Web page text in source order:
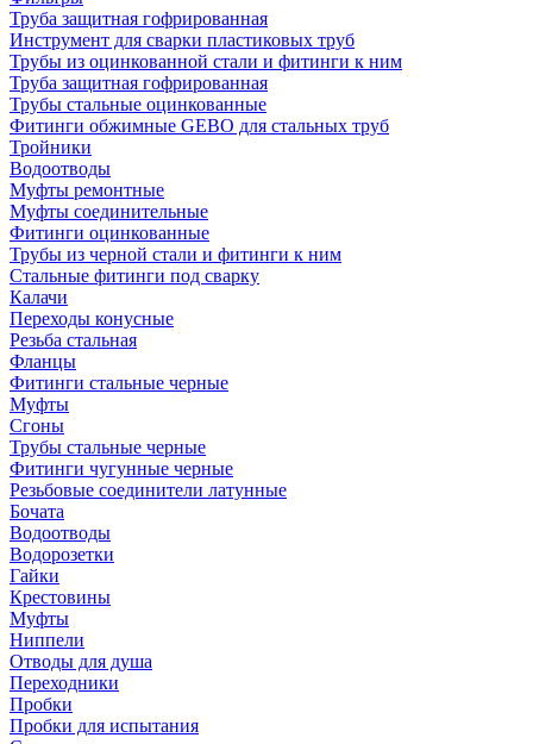
Труба защитная гофрированная
Инструмент для сварки пластиковых труб
Трубы из оцинкованной стали и фитинги к ним
Труба защитная гофрированная
Трубы стальные оцинкованные
Фитинги обжимные GEBO для стальных труб
Тройники
Водоотводы
Муфты ремонтные
Муфты соединительные
Фитинги оцинкованные
Трубы из черной стали и фитинги к ним
Стальные фитинги под сварку
Калачи
Переходы конусные
Резьба стальная
Фланцы
Фитинги стальные черные
Муфты
Сгоны
Трубы стальные черные
Фитинги чугунные черные
Резьбовые соединители латунные
Бочата
Водоотводы
Водорозетки
Гайки
Крестовины
Муфты
Ниппели
Отводы для душа
Переходники
Пробки
Пробки для испытания